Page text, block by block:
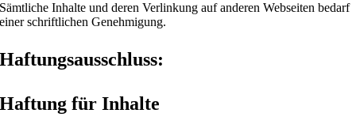
Sämtliche Inhalte und deren Verlinkung auf anderen Webseiten bedarf
einer schriftlichen Genehmigung.
Haftungsausschluss:
Haftung für Inhalte